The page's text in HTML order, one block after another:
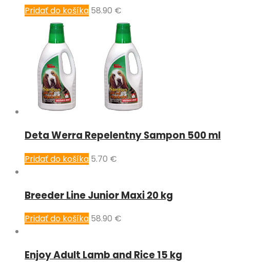
Pridať do košíka 58.90 €
Deta Werra Repelentny Sampon 500 ml
Pridať do košíka 5.70 €
Breeder Line Junior Maxi 20 kg
Pridať do košíka 58.90 €
Enjoy Adult Lamb and Rice 15 kg